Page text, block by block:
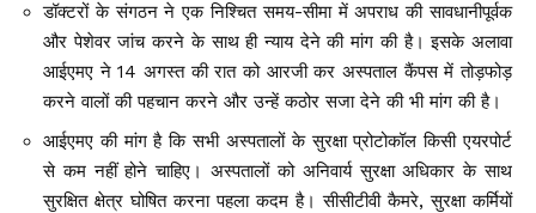
डॉक्टरों के संगठन ने एक निश्चित समय-सीमा में अपराध की सावधानीपूर्वक
और पेशेवर जांच करने के साथ ही न्याय देने की मांग की है। इसके अलावा
आईएमए ने 14 अगस्त की रात को आरजी कर अस्पताल कैंपस में तोड़फोड़
करने वालों की पहचान करने और उन्हें कठोर सजा देने की भी मांग की है।
आईएमए की मांग है कि सभी अस्पतालों के सुरक्षा प्रोटोकॉल किसी एयरपोर्ट
से कम नहीं होने चाहिए। अस्पतालों को अनिवार्य सुरक्षा अधिकार के साथ
सुरक्षित क्षेत्र घोषित करना पहला कदम है। सीसीटीवी कैमरे, सुरक्षा कर्मियों